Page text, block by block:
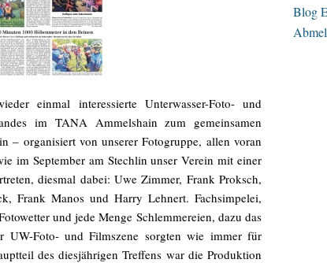
einmal interessierte Unterwasser-Foto- und
im TANA Ammelshain zum gemeinsamen
– organisiert von unserer Fotogruppe, allen voran
im September am Stechlin unser Verein mit einer
diesmal dabei: Uwe Zimmer, Frank Proksch,
Frank Manos und Harry Lehnert. Fachsimpelei,
und jede Menge Schlemmereien, dazu das
UW-Foto- und Filmszene sorgten wie immer für
des diesjährigen Treffens war die Produktion
Blog